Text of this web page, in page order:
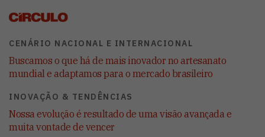
CENÁRIO NACIONAL E INTERNACIONAL
Buscamos o que há de mais inovador no artesanato
mundial e adaptamos para o mercado brasileiro
INOVAÇÃO & TENDÊNCIAS
Nossa evolução é resultado de uma visão avançada e
muita vontade de vencer